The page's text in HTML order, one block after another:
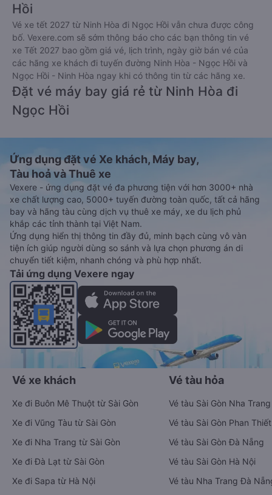
Hồi
Vé xe tết 2027 từ Ninh Hòa đi Ngọc Hồi vẫn chưa được công
bố. Vexere.com sẽ sớm thông báo cho các bạn thông tin vé
xe Tết 2027 bao gồm giá vé, lịch trình, ngày giờ bán vé của
các hãng xe khách đi tuyến đường Ninh Hòa - Ngọc Hồi và
Ngọc Hồi - Ninh Hòa ngay khi có thông tin từ các hãng xe.
Đặt vé máy bay giá rẻ từ Ninh Hòa đi
Ngọc Hồi
Ứng dụng đặt vé Xe khách, Máy bay,
Tàu hoả và Thuê xe
Vexere - ứng dụng đặt vé đa phương tiện với hơn 3000+ nhà
xe chất lượng cao, 5000+ tuyến đường toàn quốc, tất cả hãng
bay và hãng tàu cùng dịch vụ thuê xe máy, xe du lịch phủ
khắp các tỉnh thành tại Việt Nam.
Ứng dụng hiển thị thông tin đầy đủ, minh bạch cùng vô vàn
tiện ích giúp người dùng so sánh và lựa chọn phương án di
chuyển tiết kiệm, nhanh chóng và phù hợp nhất.
Tải ứng dụng Vexere ngay
Vé xe khách
Xe đi Buôn Mê Thuột từ Sài Gòn
Xe đi Vũng Tàu từ Sài Gòn
Xe đi Nha Trang từ Sài Gòn
Xe đi Đà Lạt từ Sài Gòn
Xe đi Sapa từ Hà Nội
Vé tàu hỏa
Vé tàu Sài Gòn Nha Trang
Vé tàu Sài Gòn Phan Thiết
Vé tàu Sài Gòn Đà Nẵng
Vé tàu Sài Gòn Hà Nội
Vé tàu Nha Trang Đà